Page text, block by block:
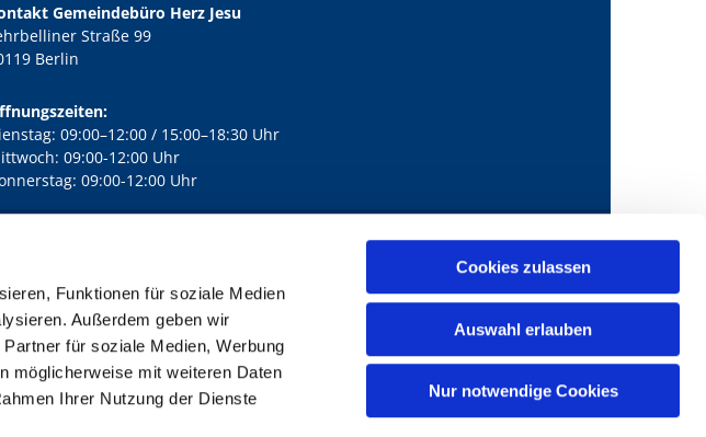
Funktionen für soziale Medien
Außerdem geben wir
für soziale Medien, Werbung
möglicherweise mit weiteren Daten
Ihrer Nutzung der Dienste
Cookies zulassen
Auswahl erlauben
Nur notwendige Cookies
Gemeindebüro Herz Jesu
Straße 99
Berlin
09:00–12:00 / 15:00–18:30 Uhr
09:00-12:00 Uhr
09:00-12:00 Uhr
10965 Berlin mail@bernhard-lichtenberg.berlin
Impressum